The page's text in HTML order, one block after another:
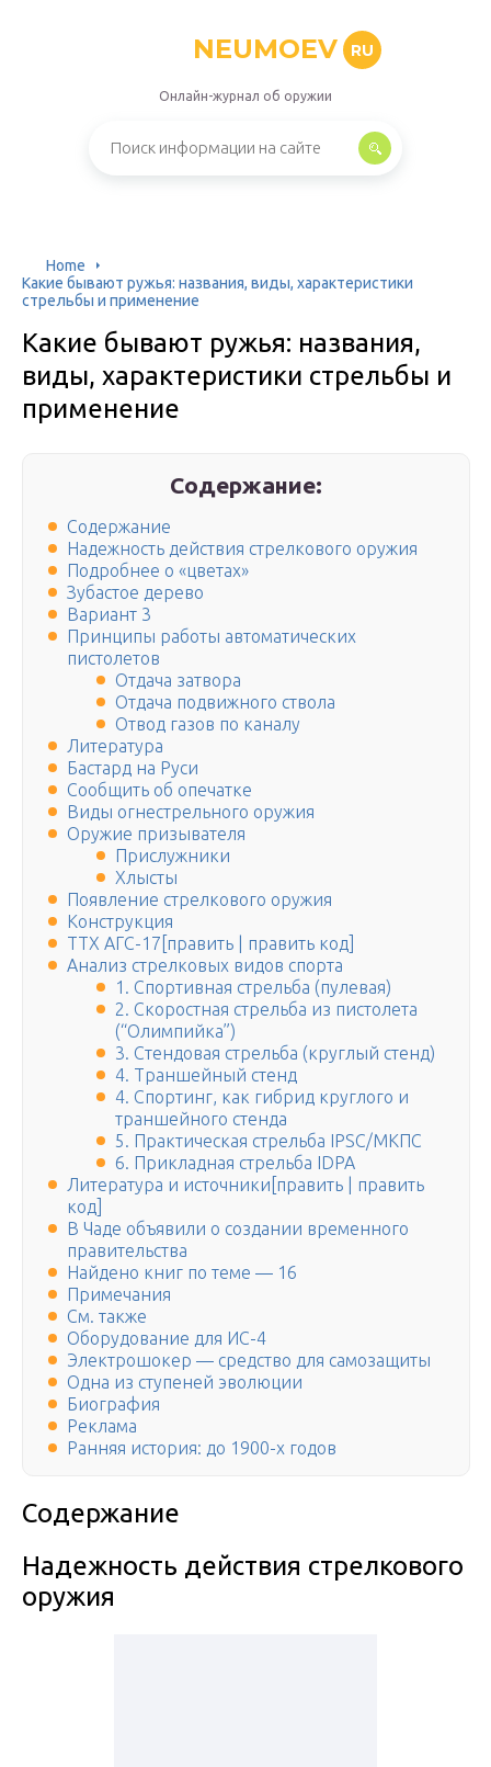
NEUMOEV RU
Онлайн-журнал об оружии
Home
Какие бывают ружья: названия, виды, характеристики
стрельбы и применение
Какие бывают ружья: названия,
виды, характеристики стрельбы и
применение
Содержание:
Содержание
Надежность действия стрелкового оружия
Подробнее о «цветах»
Зубастое дерево
Вариант 3
Принципы работы автоматических
пистолетов
Отдача затвора
Отдача подвижного ствола
Отвод газов по каналу
Литература
Бастард на Руси
Сообщить об опечатке
Виды огнестрельного оружия
Оружие призывателя
Прислужники
Хлысты
Появление стрелкового оружия
Конструкция
ТТХ АГС-17[править | править код]
Анализ стрелковых видов спорта
1. Спортивная стрельба (пулевая)
2. Скоростная стрельба из пистолета
(“Олимпийка”)
3. Стендовая стрельба (круглый стенд)
4. Траншейный стенд
4. Спортинг, как гибрид круглого и
траншейного стенда
5. Практическая стрельба IPSC/МКПС
6. Прикладная стрельба IDPA
Литература и источники[править | править
код]
В Чаде объявили о создании временного
правительства
Найдено книг по теме — 16
Примечания
См. также
Оборудование для ИС-4
Электрошокер — средство для самозащиты
Одна из ступеней эволюции
Биография
Реклама
Ранняя история: до 1900-х годов
Содержание
Надежность действия стрелкового
оружия